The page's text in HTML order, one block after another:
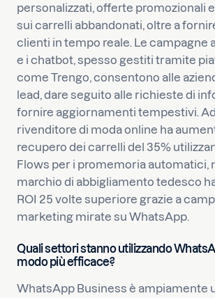
personalizzati, offerte promozionali
sui carrelli abbandonati, oltre a
clienti in tempo reale. Le campagne
e i chatbot, spesso gestiti tramite
come Trengo, consentono alle
lead, dare seguito alle richieste di
fornire aggiornamenti tempestivi.
rivenditore di moda online ha
recupero dei carrelli del 35%
Flows per i promemoria automatici,
marchio di abbigliamento tedesco
ROI 25 volte superiore grazie a
marketing mirate su WhatsApp.
Quali settori stanno utilizzando
modo più efficace?
WhatsApp Business è ampiamente